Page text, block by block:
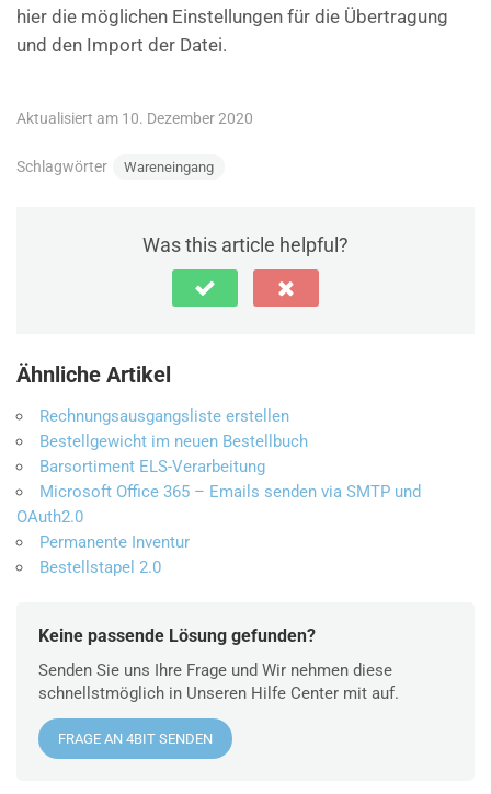
hier die möglichen Einstellungen für die Übertragung
und den Import der Datei.
Aktualisiert am 10. Dezember 2020
Schlagwörter Wareneingang
Was this article helpful?
Ähnliche Artikel
Rechnungsausgangsliste erstellen
Bestellgewicht im neuen Bestellbuch
Barsortiment ELS-Verarbeitung
Microsoft Office 365 – Emails senden via SMTP und
OAuth2.0
Permanente Inventur
Bestellstapel 2.0
Keine passende Lösung gefunden?
Senden Sie uns Ihre Frage und Wir nehmen diese
schnellstmöglich in Unseren Hilfe Center mit auf.
FRAGE AN 4BIT SENDEN